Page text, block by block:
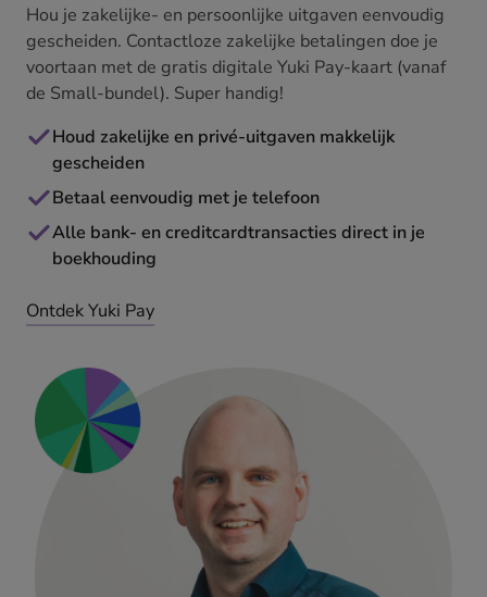
Hou je zakelijke- en persoonlijke uitgaven eenvoudig
gescheiden. Contactloze zakelijke betalingen doe je
voortaan met de gratis digitale Yuki Pay-kaart (vanaf
de Small-bundel). Super handig!
Houd zakelijke en privé-uitgaven makkelijk
gescheiden
Betaal eenvoudig met je telefoon
Alle bank- en creditcardtransacties direct in je
boekhouding
Ontdek Yuki Pay